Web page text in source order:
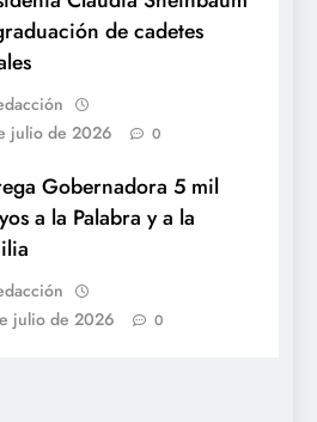
de cadetes
julio de 2026
0
Gobernadora 5 mil
a la Palabra y a la
julio de 2026
0